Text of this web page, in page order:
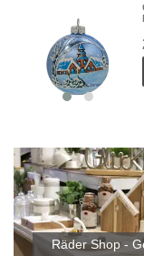
Räder Shop -